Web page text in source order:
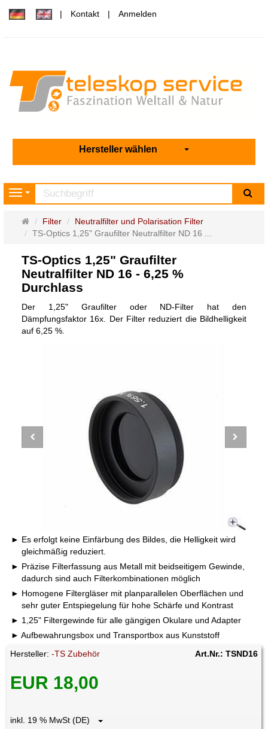
Kontakt Anmelden
Hersteller wählen
Navigation
Startseite
Filter
Neutralfilter und Polarisation Filter
TS-Optics 1,25" Graufilter Neutralfilter ND 16 ...
TS-Optics 1,25" Graufilter
Neutralfilter ND 16 - 6,25 %
Durchlass
Der 1,25" Graufilter oder ND-Filter hat den
Dämpfungsfaktor 16x. Der Filter reduziert die Bildhelligkeit
auf 6,25 %.
Es erfolgt keine Einfärbung des Bildes, die Helligkeit wird
gleichmäßig reduziert.
Präzise Filterfassung aus Metall mit beidseitigem Gewinde,
dadurch sind auch Filterkombinationen möglich
Homogene Filtergläser mit planparallelen Oberflächen und
sehr guter Entspiegelung für hohe Schärfe und Kontrast
1,25" Filtergewinde für alle gängigen Okulare und Adapter
Aufbewahrungsbox und Transportbox aus Kunststoff
Hersteller:-TS Zubehör Art.Nr.: TSND16
EUR 18,00
inkl. 19 % MwSt (DE)